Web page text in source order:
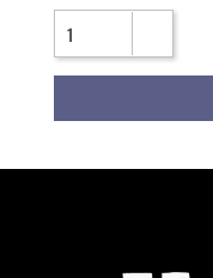
Quantità